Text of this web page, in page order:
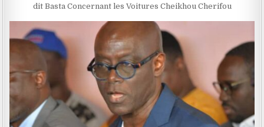
dit Basta Concernant les Voitures Cheikhou Cherifou